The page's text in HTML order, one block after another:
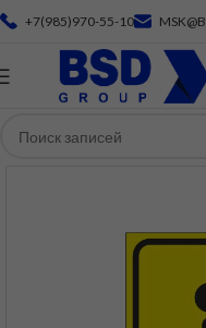
+7(985)970-55-10